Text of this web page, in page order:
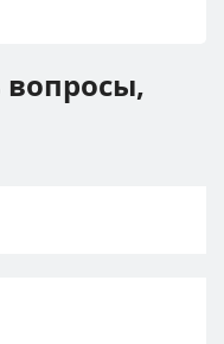
вопросы,